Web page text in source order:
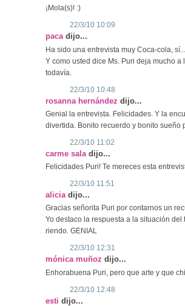
¡Mola(s)! :)
22/3/10 10:09
paca dijo...
Ha sido una entrevista muy Coca-cola, sí...
Y como usted dice Ms. Puri deja mucho
todavía.
22/3/10 10:48
rosanna hernández dijo...
Genial la entrevista. Felicidades. Y la
divertida. Bonito recuerdo y bonito sueño
22/3/10 11:02
carme sala dijo...
Felicidades Puri! Te mereces esta
22/3/10 11:51
alicia dijo...
Gracias señorita Puri por contarnos un
Yo destaco la respuesta a la situación
riendo. GENIAL
22/3/10 12:31
mónica muñoz dijo...
Enhorabuena Puri, pero que arte y que
22/3/10 12:48
esti dijo...